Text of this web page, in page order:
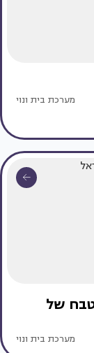
מערכת בית ונוי
של
מערכת בית ונוי